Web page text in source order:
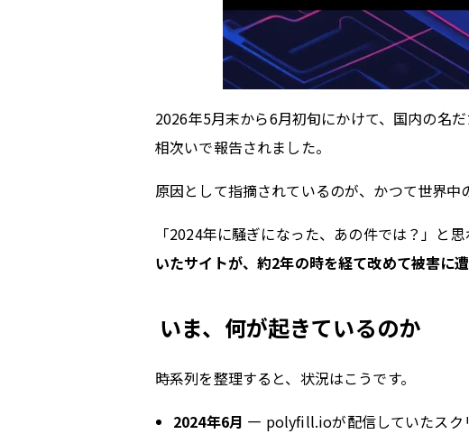
2026年5月末から6月初旬にかけて、国内の名
相次いで報告されました。
原因として指摘されているのが、かつて世界
「2024年に騒ぎになった、あの件では？」と
いたサイトが、約2年の時を経て改めて被害に
いま、何が起きているのか
時系列を整理すると、状況はこうです。
2024年6月 — polyfill.ioが配信していたスク